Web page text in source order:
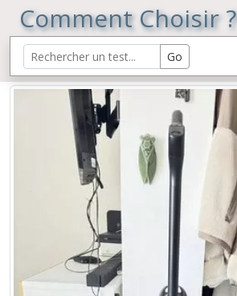
Comment Choisir ?